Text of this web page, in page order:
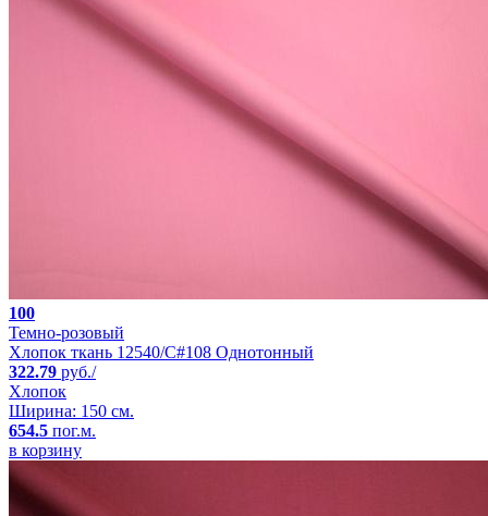
100
Темно-розовый
Хлопок ткань 12540/C#108 Однотонный
322.79 руб./
Хлопок
Ширина: 150 см.
654.5 пог.м.
в корзину